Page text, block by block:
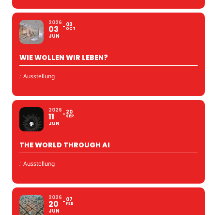
2026
03
JUN
03
OCT
WIE WOLLEN WIR LEBEN?
: Ausstellung
2026
11
JUN
20
SEP
THE WORLD THROUGH AI
: Ausstellung
2026
20
JUN
07
FEB